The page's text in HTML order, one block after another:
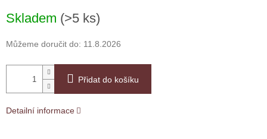
cena:
Skladem (>5 ks)
Můžeme doručit do: 11.8.2026
Přidat do košíku
Detailní informace